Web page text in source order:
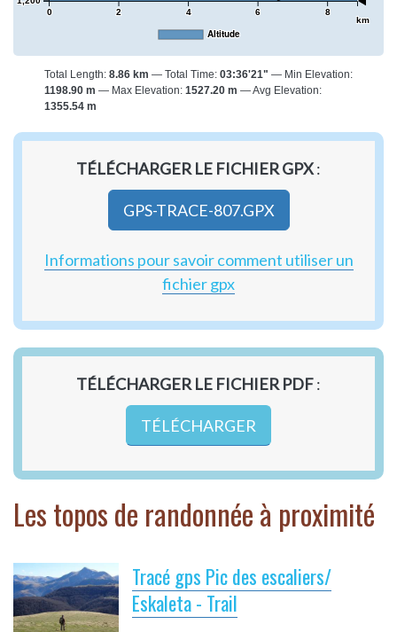
0 2 4 6 8
km
Altitude
Total Length: 8.86 km Total Time: 03:36'21"
Min Elevation:
1198.90 m
Max Elevation: 1527.20 m
Avg Elevation:
1355.54 m
TÉLÉCHARGER LE FICHIER GPX:
GPS-TRACE-807.GPX
Informations pour savoir comment utiliser un
fichier gpx
TÉLÉCHARGER LE FICHIER PDF:
TÉLÉCHARGER
Les topos de randonnée à proximité
Tracé gps Pic des escaliers/
Eskaleta - Trail